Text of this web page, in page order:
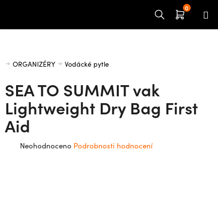
Domů
ORGANIZÉRY Vodácké pytle
SEA TO SUMMIT vak
Lightweight Dry Bag First
Aid
Průměrné
Neohodnoceno Podrobnosti hodnocení